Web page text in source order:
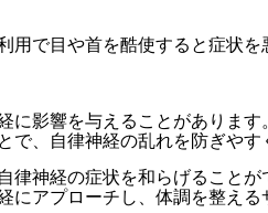
を減らしま
用で目や首を酷使すると症状
に影響を与えることがありま
、自律神経の乱れを防ぎやす
律神経の症状を和らげること
にアプローチし、体調を整え